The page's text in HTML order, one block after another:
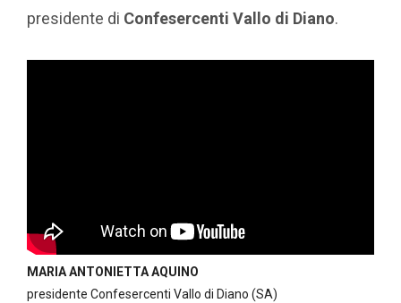
presidente di Confesercenti Vallo di Diano.
MARIA ANTONIETTA AQUINO
presidente Confesercenti Vallo di Diano (SA)